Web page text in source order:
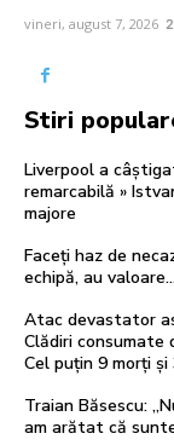
vineri, august 7, 2026
Stiri
Liverpool a
remarcabilă »
majore
Faceți haz de
echipă, au
Atac devastator
Clădiri consumate
Cel puțin 9 morți și
Traian Băsescu:
am arătat că